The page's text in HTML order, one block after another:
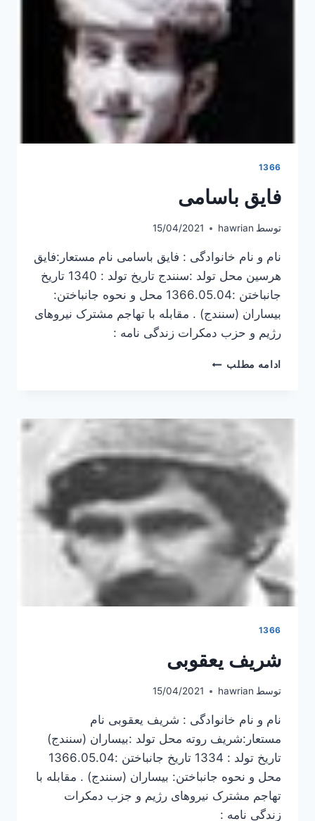
1366
فایق باسامی
توسط hawrian
15/04/2021
نام و نام خانوادگی : فایق باسامی نام مستعار:فایق
هرسین محل تولد :سنندج تاریخ تولد : 1340 تاریخ
جانباختن :1366.05.04 محل و نحوه جانباختن:
بیساران (سنندج) . مقابله با تهاجم مشترک نیروهای
رژیم و حزب دمکرات زندگی نامه :
ادامه مطلب فایق
1366
شریف یعقوبی
توسط hawrian
15/04/2021
نام و نام خانوادگی : شریف یعقوبی نام
مستعار:شریف روته محل تولد :بیساران (سنندج)
تاریخ تولد : 1334 تاریخ جانباختن :1366.05.04
محل و نحوه جانباختن: بیساران (سنندج) . مقابله با
تهاجم مشترک نیروهای رژیم و جزب دمکرات
زندگی نامه :